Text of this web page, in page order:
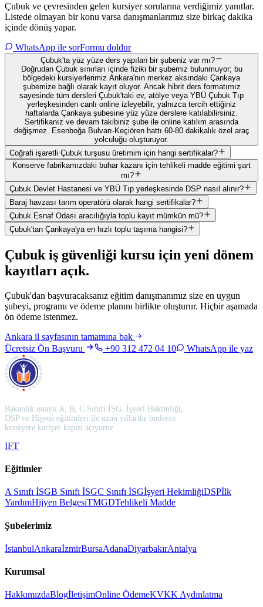
Çubuk ve çevresinden gelen kursiyer sorularına verdiğimiz yanıtlar.
Listede olmayan bir konu varsa danışmanlarımız size birkaç dakika
içinde dönüş yapar.
WhatsApp ile sorFormu doldur
Çubuk'ta yüz yüze ders yapılan bir şubeniz var mı?
Doğrudan Çubuk sınırları içinde fiziki bir şubemiz bulunmuyor; bu
bölgedeki kursiyerlerimiz Ankara'nın merkez aksındaki Çankaya
şubemize bağlı olarak kayıt oluyor. Ancak hibrit ders formatımız
sayesinde tüm dersleri Çubuk'taki ev, atölye veya YBÜ Çubuk Tıp
yerleşkesinden canlı online izleyebilir, yalnızca tercih ettiğiniz
haftalarda Çankaya şubesine yüz yüze derslere katılabilirsiniz.
Sertifikanız ve devam takibiniz şube ile online katılım arasında
değişmez. Esenboğa Bulvarı-Keçiören hattı 60-80 dakikalık özel araç
yolculuğu oluşturuyor.
Coğrafi işaretli Çubuk turşusu üretimim için hangi sertifikalar?
Konserve fabrikamızdaki buhar kazanı için tehlikeli madde eğitimi şart
mı?
Çubuk Devlet Hastanesi ve YBÜ Tıp yerleşkesinde DSP nasıl alınır?
Baraj havzası tarım operatörü olarak hangi sertifikalar?
Çubuk Esnaf Odası aracılığıyla toplu kayıt mümkün mü?
Çubuk'tan Çankaya'ya en hızlı toplu taşıma hangisi?
Çubuk iş güvenliği kursu için yeni dönem
kayıtları açık.
Çubuk'dan başvuracaksanız eğitim danışmanımız size en uygun
şubeyi, programı ve ödeme planını birlikte oluşturur. Hiçbir aşamada
ön ödeme istenmez.
Ankara il sayfasının tamamına bak
Ücretsiz Ön Başvuru
+90 312 472 04 10 WhatsApp ile yaz
Bakanlık onaylı A, B, C Sınıfı İSG, İşyeri Hekimliği,
DSP ve Hijyen eğitimleri ile uzun yıllardır binlerce
kursiyere kariyer kapısı açıyoruz.
IFT
Eğitimler
A Sınıfı İSGB Sınıfı İSGC Sınıfı İSGİşyeri HekimliğiDSPİlk
YardımHijyen BelgesiTMGDTehlikeli Madde
Şubelerimiz
İstanbulAnkaraİzmirBursaAdanaDiyarbakırAntalya
Kurumsal
HakkımızdaBlogİletişimOnline ÖdemeKVKK Aydınlatma